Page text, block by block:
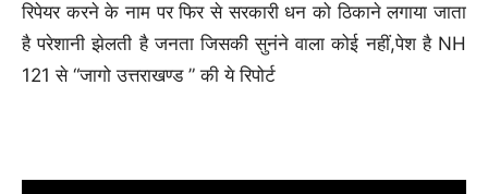
रिपेयर करने के नाम पर फिर से सरकारी धन को ठिकाने लगाया जाता
है परेशानी झेलती है जनता जिसकी सुनंने वाला कोई नहीं,पेश है NH
121 से “जागो उत्तराखण्ड ” की ये रिपोर्ट